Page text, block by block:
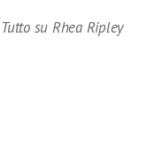
Tutto su Rhea Ripley